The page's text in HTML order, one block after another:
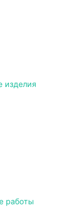
изделия
работы